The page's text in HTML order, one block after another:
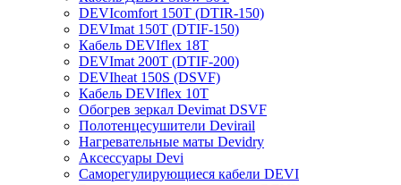
DEVIcomfort 150T (DTIR-150)
DEVImat 150T (DTIF-150)
Кабель DEVIflex 18T
DEVImat 200T (DTIF-200)
DEVIheat 150S (DSVF)
Кабель DEVIflex 10T
Обогрев зеркал Devimat DSVF
Полотенцесушители Devirail
Нагревательные маты Devidry
Аксессуары Devi
Саморегулирующиеся кабели DEVI